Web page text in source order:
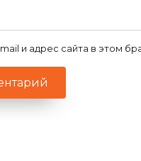
и адрес сайта в этом